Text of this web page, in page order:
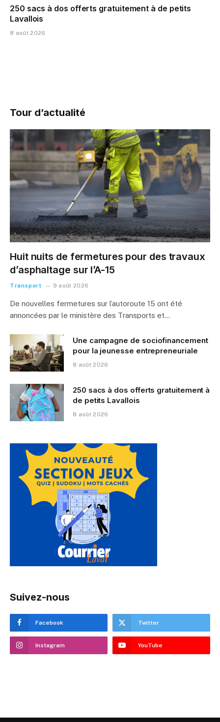
250 sacs à dos offerts gratuitement à de petits
Lavallois
8 août 2026
Tour d’actualité
Huit nuits de fermetures pour des travaux
d’asphaltage sur l’A-15
Transport 9 août 2026
De nouvelles fermetures sur l’autoroute 15 ont été
annoncées par le ministère des Transports et…
Une campagne de sociofinancement
pour la jeunesse entrepreneuriale
8 août 2026
250 sacs à dos offerts gratuitement à
de petits Lavallois
8 août 2026
Suivez-nous
Facebook Twitter
Instagram YouTube